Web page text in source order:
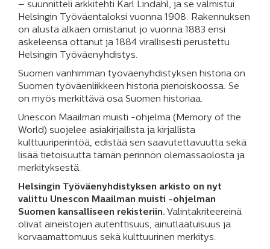
– suunnitteli arkkitehti Karl Lindahl, ja se valmistui
Helsingin Työväentaloksi vuonna 1908. Rakennuksen
on alusta alkaen omistanut jo vuonna 1883 ensi
askeleensa ottanut ja 1884 virallisesti perustettu
Helsingin Työväenyhdistys.
Suomen vanhimman työväenyhdistyksen historia on
Suomen työväenliikkeen historia pienoiskoossa. Se
on myös merkittävä osa Suomen historiaa.
Unescon Maailman muisti -ohjelma (Memory of the
World) suojelee asiakirjallista ja kirjallista
kulttuuriperintöä, edistää sen saavutettavuutta sekä
lisää tietoisuutta tämän perinnön olemassaolosta ja
merkityksestä.
Helsingin Työväenyhdistyksen arkisto on nyt
valittu Unescon Maailman muisti -ohjelman
Suomen kansalliseen rekisteriin. Valintakriteereinä
olivat aineistojen autenttisuus, ainutlaatuisuus ja
korvaamattomuus sekä kulttuurinen merkitys.